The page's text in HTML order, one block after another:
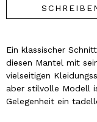
Ein klassischer
diesen Mantel mit
vielseitigen
aber stilvolle Modell
Gelegenheit ein